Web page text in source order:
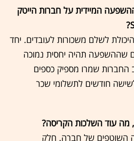
המיידית על חברות הייטק
לשלם משכורות לעובדים. יחד
שההשפעה תהיה יחסית נמוכה
שמרו מספיק כספים
חודשים לתשלומי שכר
מה עוד השלכות הקריסה?
השוטפים של חברה. חלק